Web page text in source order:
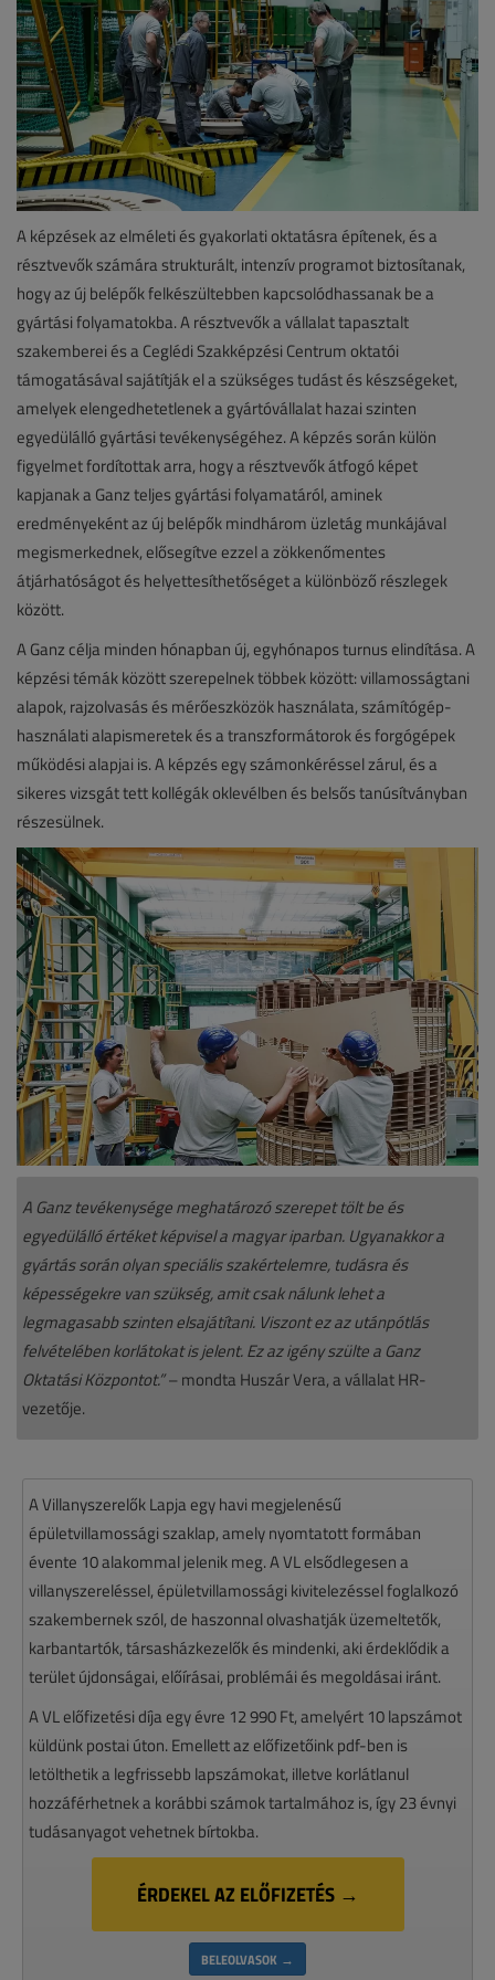
A képzések az elméleti és gyakorlati oktatásra építenek, és a
résztvevők számára strukturált, intenzív programot biztosítanak,
hogy az új belépők felkészültebben kapcsolódhassanak be a
gyártási folyamatokba. A résztvevők a vállalat tapasztalt
szakemberei és a Ceglédi Szakképzési Centrum oktatói
támogatásával sajátítják el a szükséges tudást és készségeket,
amelyek elengedhetetlenek a gyártóvállalat hazai szinten
egyedülálló gyártási tevékenységéhez. A képzés során külön
figyelmet fordítottak arra, hogy a résztvevők átfogó képet
kapjanak a Ganz teljes gyártási folyamatáról, aminek
eredményeként az új belépők mindhárom üzletág munkájával
megismerkednek, elősegítve ezzel a zökkenőmentes
átjárhatóságot és helyettesíthetőséget a különböző részlegek
között.
A Ganz célja minden hónapban új, egyhónapos turnus elindítása. A
képzési témák között szerepelnek többek között: villamosságtani
alapok, rajzolvasás és mérőeszközök használata, számítógép-
használati alapismeretek és a transzformátorok és forgógépek
működési alapjai is. A képzés egy számonkéréssel zárul, és a
sikeres vizsgát tett kollégák oklevélben és belsős tanúsítványban
részesülnek.
A Ganz tevékenysége meghatározó szerepet tölt be és
egyedülálló értéket képvisel a magyar iparban. Ugyanakkor a
gyártás során olyan speciális szakértelemre, tudásra és
képességekre van szükség, amit csak nálunk lehet a
legmagasabb szinten elsajátítani. Viszont ez az utánpótlás
felvételében korlátokat is jelent. Ez az igény szülte a Ganz
Oktatási Központot.”– mondta Huszár Vera, a vállalat HR-
vezetője.
A Villanyszerelők Lapja egy havi megjelenésű
épületvillamossági szaklap, amely nyomtatott formában
évente 10 alakommal jelenik meg. A VL elsődlegesen a
villanyszereléssel, épületvillamossági kivitelezéssel foglalkozó
szakembernek szól, de haszonnal olvashatják üzemeltetők,
karbantartók, társasházkezelők és mindenki, aki érdeklődik a
terület újdonságai, előírásai, problémái és megoldásai iránt.
A VL előfizetési díja egy évre 12 990 Ft, amelyért 10 lapszámot
küldünk postai úton. Emellett az előfizetőink pdf-ben is
letölthetik a legfrissebb lapszámokat, illetve korlátlanul
hozzáférhetnek a korábbi számok tartalmához is, így 23 évnyi
tudásanyagot vehetnek bírtokba.
ÉRDEKEL AZ ELŐFIZETÉS →
BELEOLVASOK →